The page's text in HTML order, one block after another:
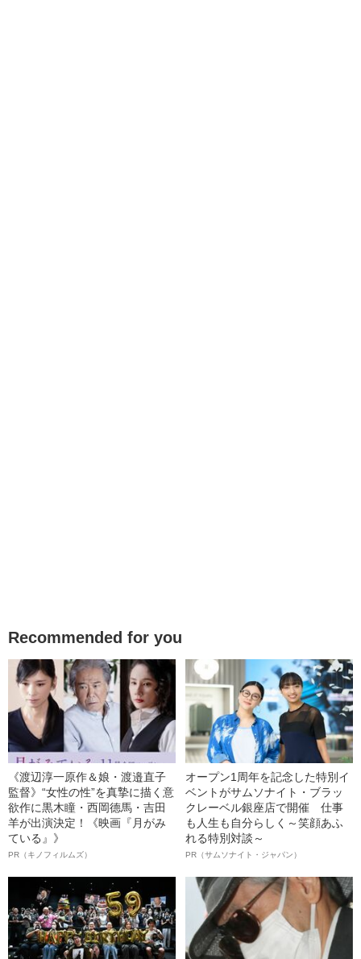
Recommended for you
《渡辺淳一原作＆娘・渡邉直子
監督》“女性の性”を真摯に描く意
欲作に黒木瞳・西岡德馬・吉田
羊が出演決定！《映画『月がみ
ている』》
PR（キノフィルムズ）
オープン1周年を記念した特別イ
ベントがサムソナイト・ブラッ
クレーベル銀座店で開催 仕事
も人生も自分らしく～笑顔あふ
れる特別対談～
PR（サムソナイト・ジャパン）